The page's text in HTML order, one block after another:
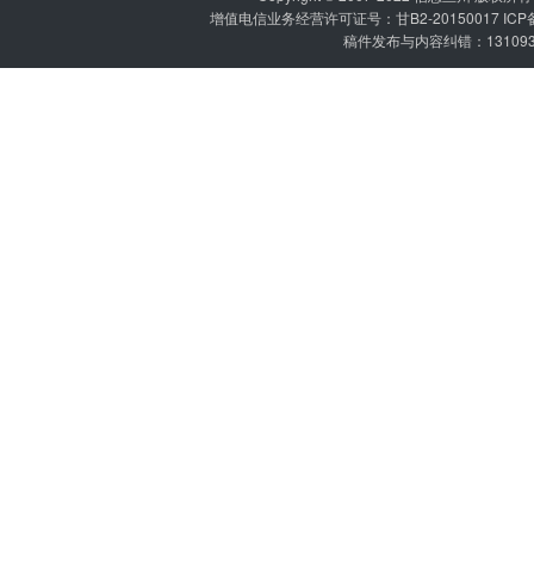
增值电信业务经营许可证号：甘B2-20150017 ICP
稿件发布与内容纠错：